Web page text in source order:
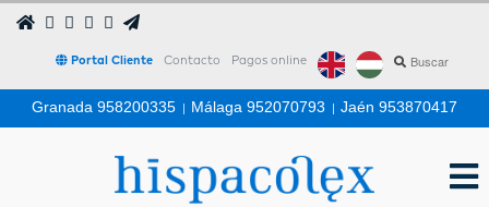
Portal Cliente Contacto Pagos online
Granada 958200335 | Málaga 952070793 | Jaén 953870417